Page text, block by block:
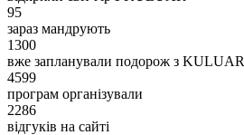
95
зараз мандрують
1300
вже запланували подорож з KULUAR
4599
програм організували
2286
відгуків на сайті